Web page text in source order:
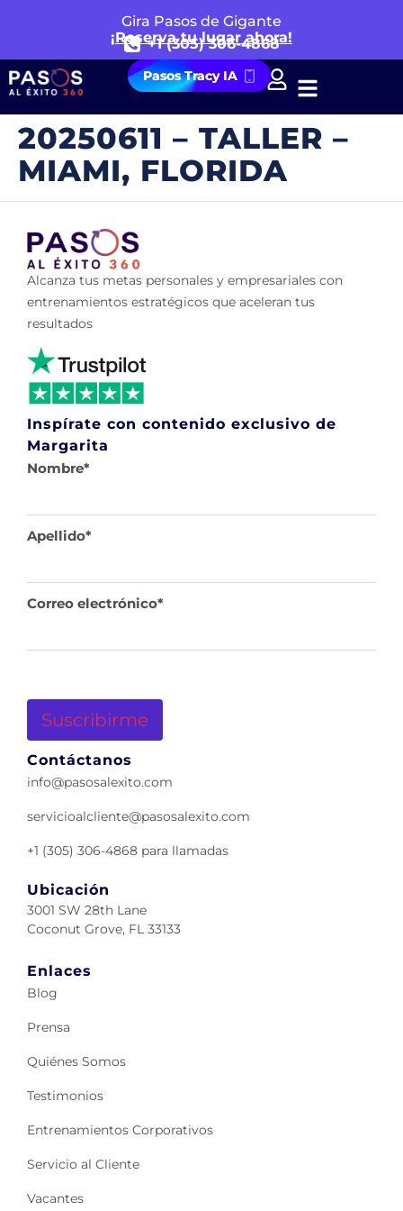
Gira Pasos de Gigante
¡Reserva tu lugar ahora!
+1 (305) 306-4868
Pasos Tracy IA
20250611 – TALLER –
MIAMI, FLORIDA
Alcanza tus metas personales y empresariales con
entrenamientos estratégicos que aceleran tus
resultados
Inspírate con contenido exclusivo de
Margarita
Nombre*
Apellido*
Correo electrónico*
Contáctanos
info@pasosalexito.com
servicioalcliente@pasosalexito.com
+1 (305) 306-4868 para llamadas
Ubicación
3001 SW 28th Lane
Coconut Grove, FL 33133
Enlaces
Blog
Prensa
Quiénes Somos
Testimonios
Entrenamientos Corporativos
Servicio al Cliente
Vacantes